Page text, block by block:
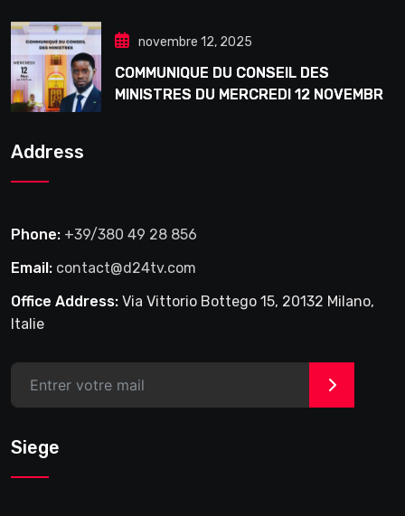
novembre 12, 2025
COMMUNIQUE DU CONSEIL DES
MINISTRES DU MERCREDI 12 NOVEMBRE
Address
Phone: +39/380 49 28 856
Email: contact@d24tv.com
Office Address: Via Vittorio Bottego 15, 20132 Milano,
Italie
>
Siege